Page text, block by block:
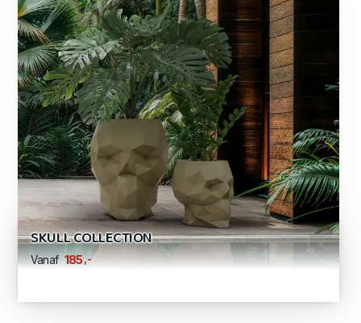
SKULL COLLECTION
Vanaf 185,-